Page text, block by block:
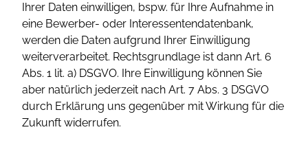
Ihrer Daten einwilligen, bspw. für Ihre Aufnahme in
eine Bewerber- oder Interessentendatenbank,
werden die Daten aufgrund Ihrer Einwilligung
weiterverarbeitet. Rechtsgrundlage ist dann Art. 6
Abs. 1 lit. a) DSGVO. Ihre Einwilligung können Sie
aber natürlich jederzeit nach Art. 7 Abs. 3 DSGVO
durch Erklärung uns gegenüber mit Wirkung für die
Zukunft widerrufen.